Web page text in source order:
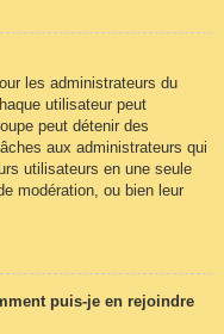
les administrateurs du
utilisateur peut
peut détenir des
aux administrateurs qui
utilisateurs en une seule
modération, ou bien leur
puis-je en rejoindre